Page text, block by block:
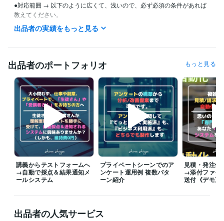
●対応範囲 → 以下のように広くて、浅いので、必ず必須の条件があれば
教えてください。
【私の得意分野】
・企画書立案＆作成
・ロゴ作成（JPG、PNGのみ）
・電子書籍表紙
・作業改善、業務効率化
・アンケートフォーム作成＆分析（アンケート集計代行は対応外）
・googleフォーム
・googleスプレッドシート
・Google Apps Script（GAS）
・動画編集
・音声番組作成
・ランディングページ作成
・パワーポイント全般
出品者の実績をもっと見る
出品者のポートフォリオ もっと見る
講義からテストフォームへ
→自動で採点＆結果通知メ
ールシステム
プライベートシーンでのア
ンケート運用例 複数パタ
ーン紹介
見積・発注
→添付ファイ
送付《デモ》
出品者の人気サービス